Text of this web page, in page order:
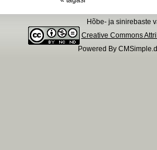
Hõbe- ja sinirebaste
Creative Commons
Powered By